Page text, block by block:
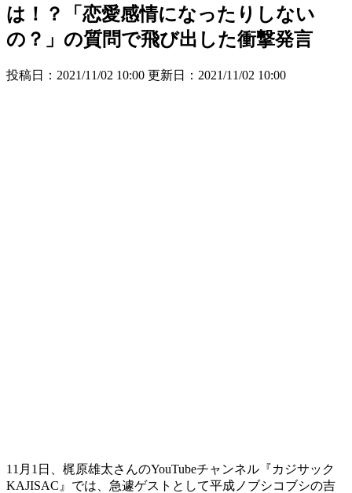
は！？「恋愛感情になったりしない
の？」の質問で飛び出した衝撃発言
投稿日：2021/11/02 10:00 更新日： 2021/11/02 10:00
11月1日、梶原雄太さんのYouTubeチャンネル『カジサック
KAJISAC』では、急遽ゲストとして平成ノブシコブシの吉